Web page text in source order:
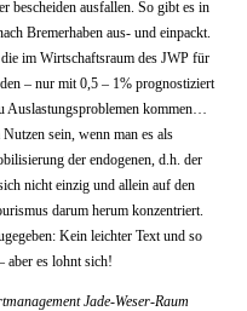
bescheiden ausfallen. So gibt es in
Bremerhaben aus- und einpackt.
im Wirtschaftsraum des JWP für
– nur mit 0,5 – 1% prognostiziert
kommen…
sein, wenn man es als
der endogenen, d.h. der
nicht einzig und allein auf den
darum herum konzentriert.
Kein leichter Text und so
aber es lohnt sich!
Jade-Weser-Raum